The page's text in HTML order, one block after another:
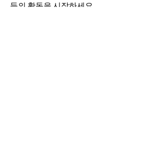
등의 활동을 시작하세요.